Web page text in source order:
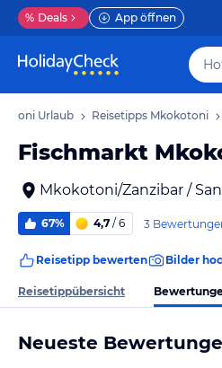
% Deals App öffnen
Urlaub Reisetipps Mkokotoni
Fischmarkt
Mkokotoni/Zanzibar /
67% 4,7 / 6 3
Reisetipp bewerten Bilder
Reisetippübersicht
Neueste